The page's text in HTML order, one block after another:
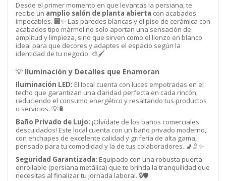
Desde el primer momento en que levantas la persiana, te
recibe un amplio salón de planta abierta con acabados
impecables. 🏢✨ Las paredes blancas y el piso de cerámica con
acabados tipo mármol no solo aportan una sensación de
amplitud y limpieza, sino que sirven como el lienzo en blanco
ideal para que decores y adaptes el espacio según la
identidad de tu negocio. 🎨🖌️
💡 Iluminación y Detalles que Enamoran
Iluminación LED: El local cuenta con luces empotradas en el
techo que garantizan una claridad perfecta en cada rincón,
reduciendo el consumo energético y resaltando tus productos
o servicios. 💡🔋
Baño Privado de Lujo: ¡Olvídate de los baños comerciales
descuidados! Este local cuenta con un baño privado moderno,
con enchapes de excelente calidad y grifería de alta gama,
pensado para tu comodidad y la de tus colaboradores. 🚽🚿✨
Seguridad Garantizada: Equipado con una robusta puerta
enrollable (persiana metálica) que te brinda la tranquilidad que
necesitas al finalizar tu jornada laboral. 🔒🛡️